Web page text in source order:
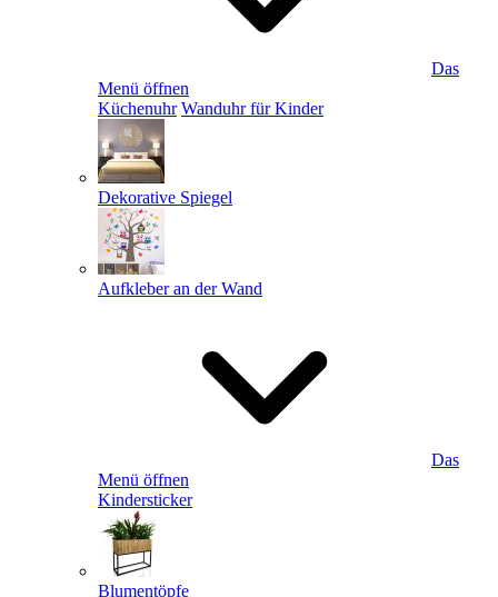
Das
Menü öffnen
Küchenuhr Wanduhr für Kinder
Dekorative Spiegel
Aufkleber an der Wand
Das
Menü öffnen
Kindersticker
Blumentöpfe